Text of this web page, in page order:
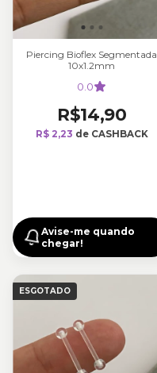
Piercing Bioflex Segmentada
10x1.2mm
0.0
R$14,90
R$ 2,23 de CASHBACK
Avise-me quando
chegar!
ESGOTADO